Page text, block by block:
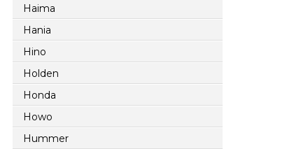
Haima
Hania
Hino
Holden
Honda
Howo
Hummer